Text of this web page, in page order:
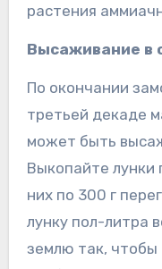
растения
Высаживание в
По окончании
третьей декаде
может быть
Выкопайте лунки
них по 300 г
лунку пол-литра
землю так, чтобы